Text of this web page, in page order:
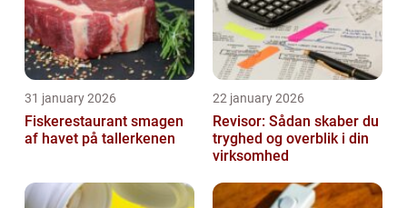
31 january 2026
Fiskerestaurant smagen
af havet på tallerkenen
22 january 2026
Revisor: Sådan skaber du
tryghed og overblik i din
virksomhed